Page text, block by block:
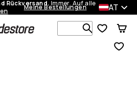
Rückversand. Immer. Auf alle
Meine Bestellungen AT